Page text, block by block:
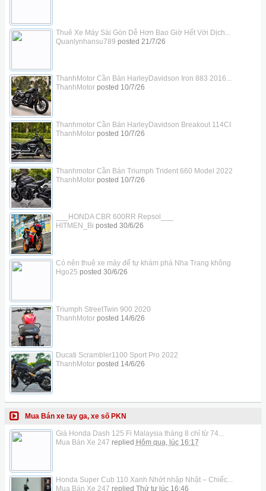
Thuê Xe Máy Sài Gòn Dễ Hơn Bao Giờ Hết Với Dịch...
Quanlynhansu789 posted 21/7/26
ThanhMotor Cần Bán HarleyDavidson Iron 883 2016...
ThanhMotorposted 10/7/26
Thanhmotor Cần Bán HarleyDavidson Breakout 114CI
ThanhMotorposted 10/7/26
Thanhmotor Cần Bán Triumph Trident 660 Model 2022
ThanhMotorposted 10/7/26
___HONDA CBR 600RR Repsol___
HITMEN_Bi posted 30/6/26
Có nên thuê xe máy để tự khám phá Nha Trang không
Hgo25 posted 30/6/26
Triumph StreetTwin 900 2020
ThanhMotorposted 14/6/26
Ducati Scrambler1100 Sport Pro 2022
ThanhMotorposted 14/6/26
Mua Bán xe tay ga, xe số PKN
Giá Honda Dash 125 Fi Malaysia tháng 8 chỉ từ 74...
Mua Bán Xe 247 replied Hôm qua, lúc 16:17
Honda Super Cub 110 Xanh Nhớt nhập Nhật – Chiếc...
Mua Bán Xe 247 replied Thứ tư lúc 16:46